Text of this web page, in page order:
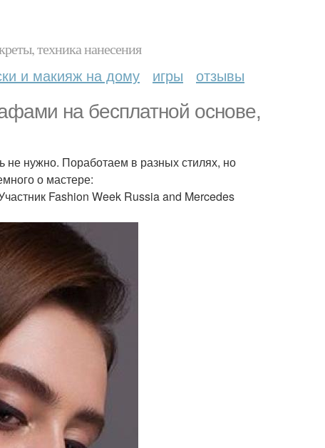
техника нанесения
и макияж на дому игры отзывы
на бесплатной основе,
не нужно. Поработаем в разных стилях, но
о мастере:
Fashion Week Russia and Mercedes